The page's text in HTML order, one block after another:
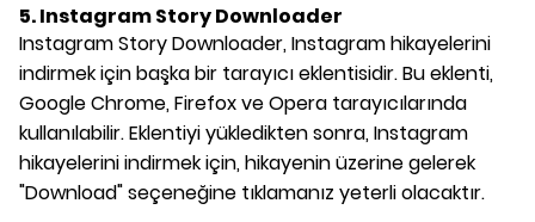
5. Instagram Story Downloader
Instagram Story Downloader, Instagram hikayelerini
indirmek için başka bir tarayıcı eklentisidir. Bu eklenti,
Google Chrome, Firefox ve Opera tarayıcılarında
kullanılabilir. Eklentiyi yükledikten sonra, Instagram
hikayelerini indirmek için, hikayenin üzerine gelerek
"Download" seçeneğine tıklamanız yeterli olacaktır.